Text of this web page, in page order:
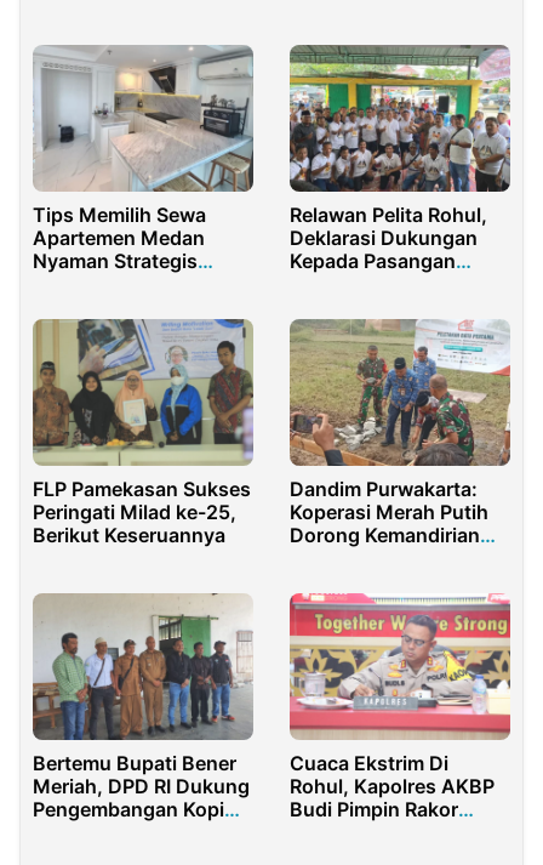
Kemenaker
Tips Memilih Sewa
Apartemen Medan
Nyaman Strategis
Relawan Pelita Rohul,
Deklarasi Dukungan
Kepada Pasangan
FLP Pamekasan Sukses
Peringati Milad ke-25,
Berikut Keseruannya
Dandim Purwakarta:
Koperasi Merah Putih
Dorong Kemandirian
Bertemu Bupati Bener
Meriah, DPD RI Dukung
Pengembangan Kopi
Cuaca Ekstrim Di
Rohul, Kapolres AKBP
Budi Pimpin Rakor